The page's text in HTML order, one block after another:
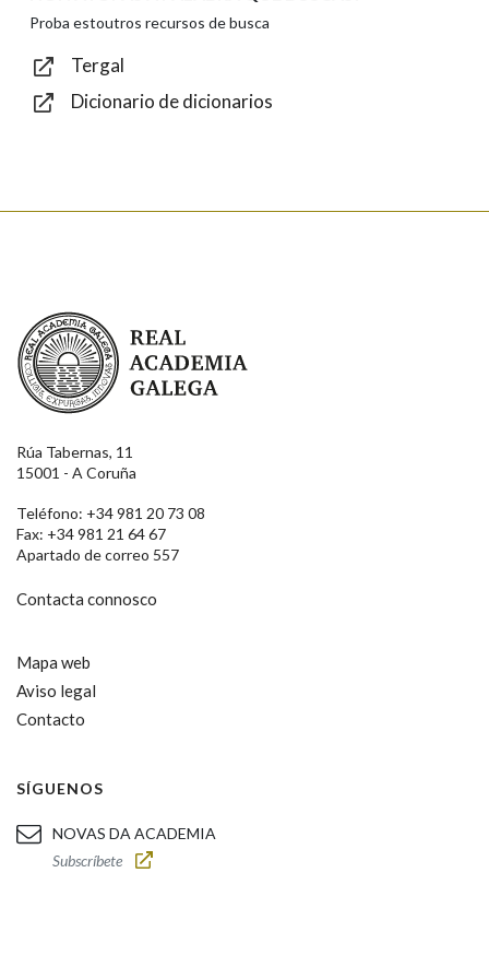
Texto de verificación
Proba estoutros recursos de busca
Tergal
Dicionario de dicionarios
Real Academia Galega
Rúa Tabernas, 11
15001 - A Coruña
Teléfono: +34 981 20 73 08
Fax: +34 981 21 64 67
Apartado de correo 557
Contacta connosco
Mapa web
Aviso legal
Contacto
SÍGUENOS
NOVAS DA ACADEMIA
Subscríbete